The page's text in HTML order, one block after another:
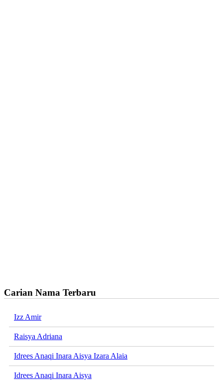
Carian Nama Terbaru
Izz Amir
Raisya Adriana
Idrees Anaqi Inara Aisya Izara Alaia
Idrees Anaqi Inara Aisya